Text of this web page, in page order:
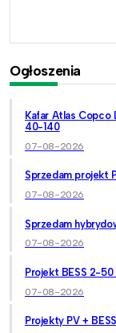
Ogłoszenia
Kafar Atlas Copco
40-140
07-08-2026
Sprzedam projekt
07-08-2026
Sprzedam
07-08-2026
Projekt BESS 2-50
07-08-2026
Projekty PV +